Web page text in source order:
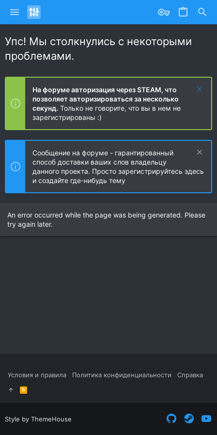
Упс! Мы столкнулись с некоторыми
проблемами.
На форуме авторизация через STEAM, что
позволяет авторизироваться за несколько
секунд. Только не говорите, что вы в нем не
зарегистрированы :)
Сообщение на форуме - гарантированный
способ доставки ваших слов владельцу
данного проекта. Просто зарегистрируйтесь здесь
и создайте где-нибудь тему
An error occurred while the page was being generated. Please
try again later.
Условия и правила Политика конфиденциальности Справка
R
S
S
Style by ThemeHouse